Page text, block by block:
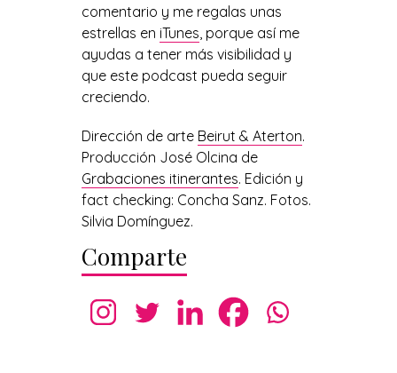
comentario y me regalas unas
estrellas en iTunes , porque así me
ayudas a tener más visibilidad y
que este podcast pueda seguir
creciendo.
Dirección de arte Beirut & Aterton.
Producción José Olcina de
Grabaciones itinerantes. Edición y
fact checking: Concha Sanz. Fotos.
Silvia Domínguez.
Comparte